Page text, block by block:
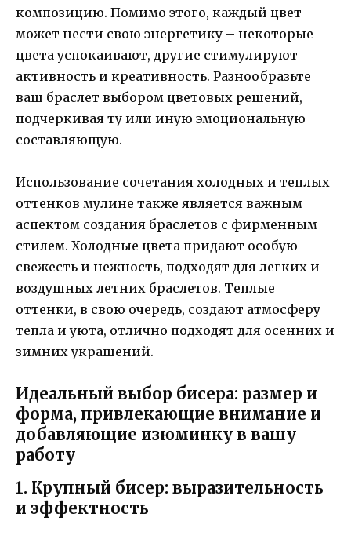
композицию. Помимо этого, каждый цвет
может нести свою энергетику – некоторые
цвета успокаивают, другие стимулируют
активность и креативность. Разнообразьте
ваш браслет выбором цветовых решений,
подчеркивая ту или иную эмоциональную
составляющую.
Использование сочетания холодных и теплых
оттенков мулине также является важным
аспектом создания браслетов с фирменным
стилем. Холодные цвета придают особую
свежесть и нежность, подходят для легких и
воздушных летних браслетов. Теплые
оттенки, в свою очередь, создают атмосферу
тепла и уюта, отлично подходят для осенних и
зимних украшений.
Идеальный выбор бисера: размер и
форма, привлекающие внимание и
добавляющие изюминку в вашу
работу
1. Крупный бисер: выразительность
и эффектность